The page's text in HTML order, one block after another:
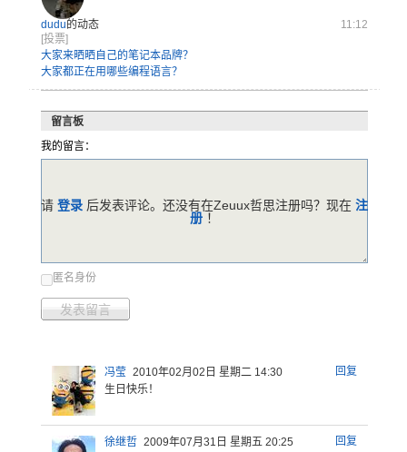
dudu的动态
11:12
[投票]
大家来晒晒自己的笔记本品牌？
大家都正在用哪些编程语言？
留言板
我的留言：
匿名身份
发表留言
请 登录 后发表评论。还没有在Zeuux哲思注册吗？现在 注
册 ！
回复
冯莹 2010年02月02日 星期二 14:30
生日快乐！
回复
徐继哲 2009年07月31日 星期五 20:25